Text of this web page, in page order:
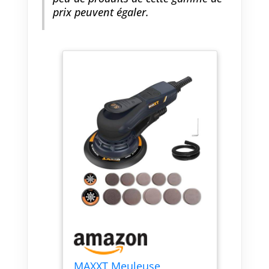
prix peuvent égaler.
MAXXT Meuleuse